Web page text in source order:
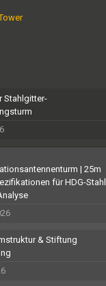
Stahlgitter-
| 25m
für HDG-Stahl
& Stiftung